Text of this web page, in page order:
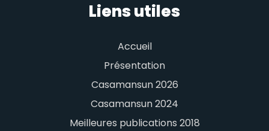
Liens utiles
Accueil
Présentation
Casamansun 2026
Casamansun 2024
Meilleures publications 2018